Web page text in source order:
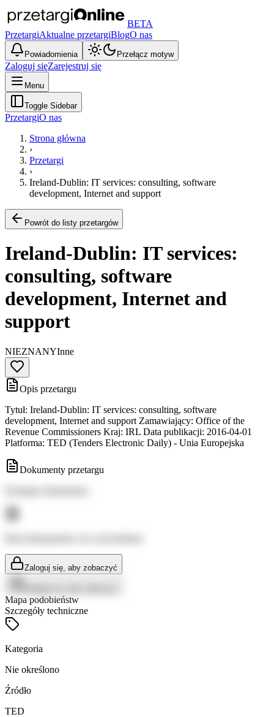
BETA
PrzetargiAktualne przetargiBlogO nas
Powiadomienia Przełącz motyw
Zaloguj sięZarejestruj się
Menu
Toggle Sidebar
PrzetargiO nas
Strona główna
›
Przetargi
›
Ireland-Dublin: IT services: consulting, software
development, Internet and support
Powrót do listy przetargów
Ireland-Dublin: IT services:
consulting, software
development, Internet and
support
NIEZNANYInne
Opis przetargu
Tytuł: Ireland-Dublin: IT services: consulting, software
development, Internet and support Zamawiający: Office of the
Revenue Commissioners Kraj: IRL Data publikacji: 2016-04-01
Platforma: TED (Tenders Electronic Daily) - Unia Europejska
Dokumenty przetargu
Zaloguj się, aby zobaczyć
Mapa podobieństw
Szczegóły techniczne
Kategoria
Nie określono
Źródło
TED